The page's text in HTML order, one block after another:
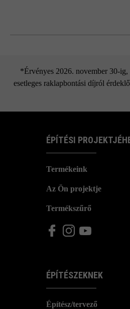
*Érvényes 2026. november 30-
esetleges raklapbontási díjról
ÉPÍTÉSI
Termékeink
Az Ön projektje
Termékszűrő
ÉPÍTÉSZEKNEK
Építész/tervező